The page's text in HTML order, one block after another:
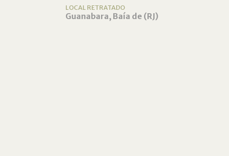
LOCAL RETRATADO
Guanabara, Baía de (RJ)